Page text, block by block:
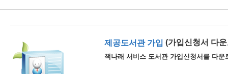
제공도서관 가입 (가입신청서 다
책나래 서비스 도서관 가입신청서를 다